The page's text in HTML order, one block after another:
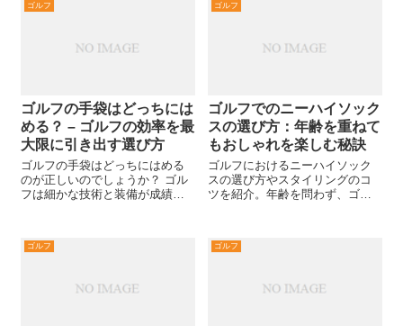
ゴルフ
ゴルフの手袋はどっちには
める？ – ゴルフの効率を最
大限に引き出す選び方
ゴルフの手袋はどっちにはめる
のが正しいのでしょうか？ ゴル
フは細かな技術と装備が成績に
せん。 では、ゴルフでの手袋の
ゴルフ
ゴルフでのニーハイソック
スの選び方：年齢を重ねて
もおしゃれを楽しむ秘訣
ゴルフにおけるニーハイソック
スの選び方やスタイリングのコ
ツを紹介。年齢を問わず、ゴル
くヒントがここに。
ゴルフ ゴルフ